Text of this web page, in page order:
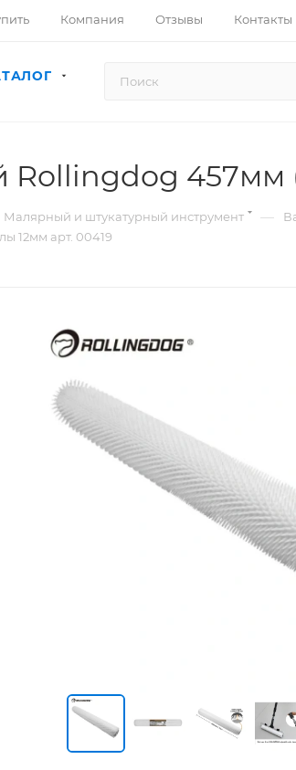
Компания Отзывы Контакты
Rollingdog 457мм
Малярный и штукатурный инструмент —
12мм арт. 00419